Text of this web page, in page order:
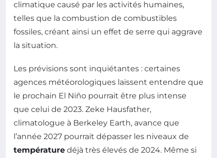
climatique causé par les activités humaines,
telles que la combustion de combustibles
fossiles, créant ainsi un effet de serre qui aggrave
la situation.
Les prévisions sont inquiétantes : certaines
agences météorologiques laissent entendre que
le prochain El Niño pourrait être plus intense
que celui de 2023. Zeke Hausfather,
climatologue à Berkeley Earth, avance que
l’année 2027 pourrait dépasser les niveaux de
température déjà très élevés de 2024. Même si